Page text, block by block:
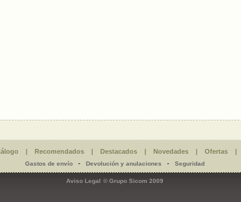
| Recomendados| Destacados| Novedades| Ofertas|
Gastos de envío- Devolución y anulaciones - Seguridad
Aviso Legal © Grupo Sicom 2009